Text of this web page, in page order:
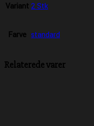
Variant 2 Stk
Farve standard
Relaterede varer